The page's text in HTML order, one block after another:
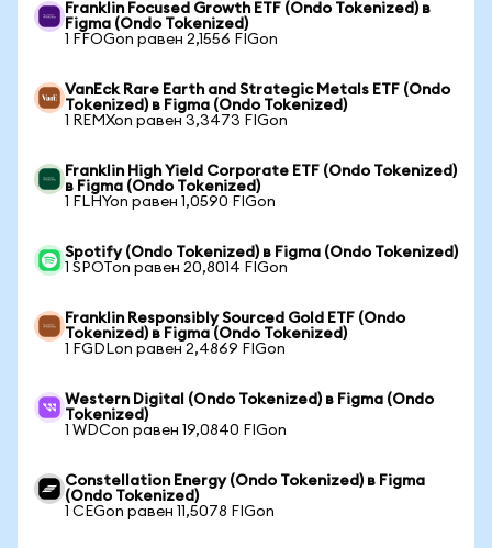
Franklin Focused Growth ETF (Ondo Tokenized) в
Figma (Ondo Tokenized)
1 FFOGon равен 2,1556 FIGon
VanEck Rare Earth and Strategic Metals ETF (Ondo
Tokenized) в Figma (Ondo Tokenized)
1 REMXon равен 3,3473 FIGon
Franklin High Yield Corporate ETF (Ondo Tokenized)
в Figma (Ondo Tokenized)
1 FLHYon равен 1,0590 FIGon
Spotify (Ondo Tokenized) в Figma (Ondo Tokenized)
1 SPOTon равен 20,8014 FIGon
Franklin Responsibly Sourced Gold ETF (Ondo
Tokenized) в Figma (Ondo Tokenized)
1 FGDLon равен 2,4869 FIGon
Western Digital (Ondo Tokenized) в Figma (Ondo
Tokenized)
1 WDCon равен 19,0840 FIGon
Constellation Energy (Ondo Tokenized) в Figma
(Ondo Tokenized)
1 CEGon равен 11,5078 FIGon